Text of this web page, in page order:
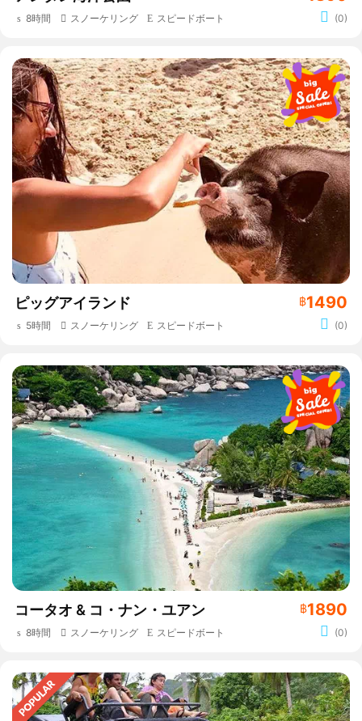
8時間 スノーケリング スピードボート (0)
ピッグアイランド ฿1490
5時間 スノーケリング スピードボート (0)
コータオ & コ・ナン・ユアン ฿1890
8時間 スノーケリング スピードボート (0)